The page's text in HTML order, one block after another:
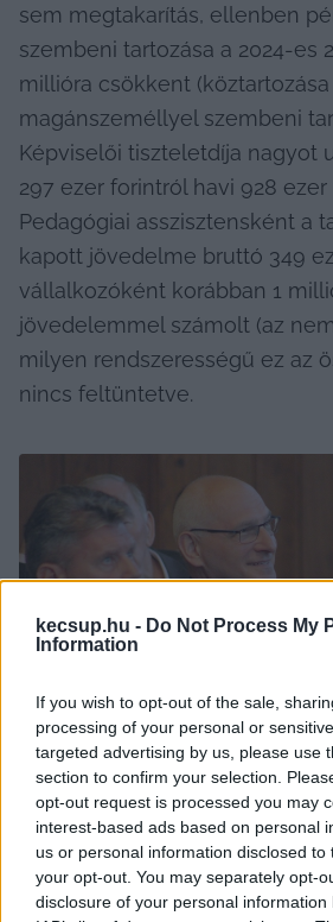
kecsup.hu - Do Not Process My
Information
If you wish to opt-out of the sale,
processing of your personal or
targeted advertising by us, please use
section to confirm your selection.
opt-out request is processed you may
interest-based ads based on personal
us or personal information disclosed
your opt-out. You may separately opt-
disclosure of your personal
sem megtakarítás, ellenben
szembeni tartozása a 2024-es
millióra csökkent (köztartozása
magánszeméllyel szembeni
Képviselői tiszteletdíja nagyot
297 ezer forintról havi 928 ezer
Pedagógiai asszisztensként a
kapott jövedelme bruttó 349
vállalkozóként korábban 1
jövedelemmel számolt (az
milyen rendszerességű ez az
nincs feltüntetve.
Jánosi István és Szamler László
Kormánypárti és ellenzéki
vagyonnyilatkozatai